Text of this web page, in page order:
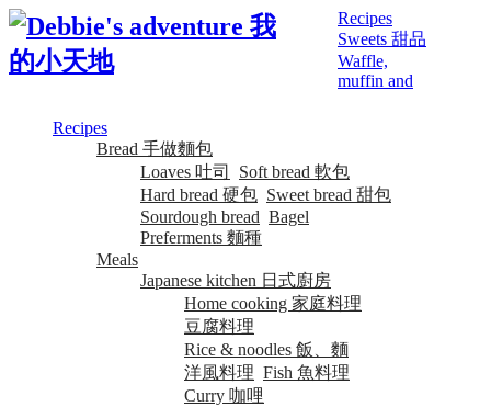
Recipes
Bread 手做麵包
Loaves 吐司
Soft bread 軟包
Hard bread 硬包 Sweet bread 甜包
Sourdough bread Bagel
Preferments 麵種
Meals
Japanese kitchen 日式廚房
Home cooking 家庭料理
豆腐料理
Rice & noodles 飯、麵
洋風料理 Fish 魚料理
Curry 咖哩
Recipes
Sweets 甜品
Waffle,
muffin and